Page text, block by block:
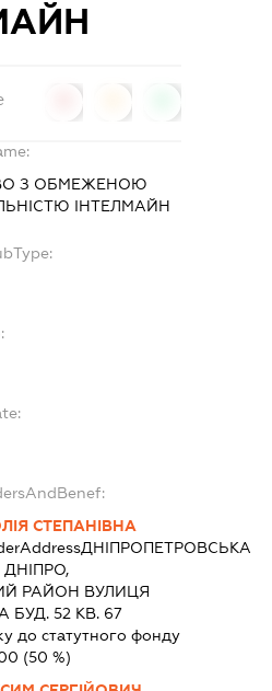
З ОБМЕЖЕНОЮ
ІНТЕЛМАЙН
СТЕПАНІВНА
ДНІПРОПЕТРОВСЬКА
ДНІПРО,
РАЙОН ВУЛИЦЯ
52 КВ. 67
до статутного фонду
(50 %)